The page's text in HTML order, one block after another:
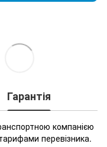
Гарантія
компанією
перевізника.